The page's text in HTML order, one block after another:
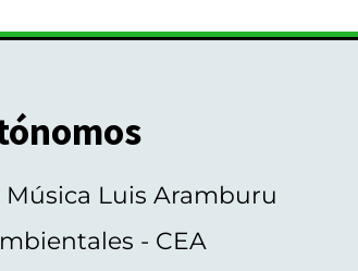
Luis Aramburu
- CEA